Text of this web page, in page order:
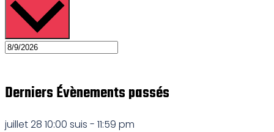
Derniers Évènements passés
juillet 28 10:00 suis - 11:59 pm